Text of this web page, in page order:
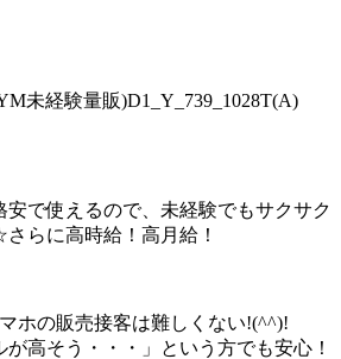
未経験量販)D1_Y_739_1028T(A)
で使えるので、未経験でもサクサク
らに高時給！高月給！
ホの販売接客は難しくない!(^^)!
が高そう・・・」という方でも安心！